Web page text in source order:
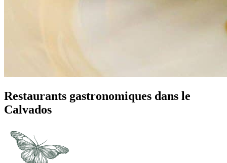
Restaurants gastronomiques dans le
Calvados